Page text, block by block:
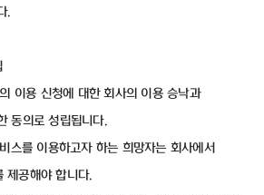
.
이용 신청에 대한 회사의 이용 승낙과
동의로 성립됩니다.
스를 이용하고자 하는 희망자는 회사에서
제공해야 합니다.